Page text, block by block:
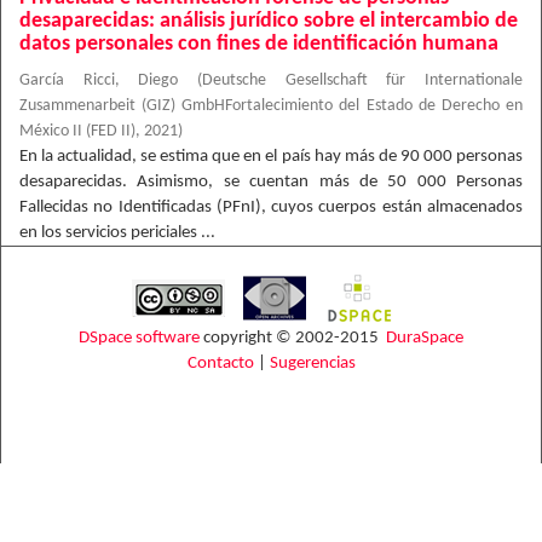
desaparecidas: análisis jurídico sobre el intercambio de
datos personales con fines de identificación humana
García Ricci, Diego ( Deutsche Gesellschaft für Internationale
Zusammenarbeit (GIZ) GmbHFortalecimiento del Estado de Derecho en
México II (FED II), 2021)
En la actualidad, se estima que en el país hay más de 90 000 personas
desaparecidas. Asimismo, se cuentan más de 50 000 Personas
Fallecidas no Identificadas (PFnI), cuyos cuerpos están almacenados
en los servicios periciales ...
DSpace software copyright © 2002-2015 DuraSpace
Contacto| Sugerencias